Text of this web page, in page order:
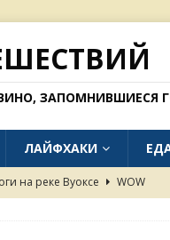
ЛАЙФХАКИ
на реке Вуоксе
WOW